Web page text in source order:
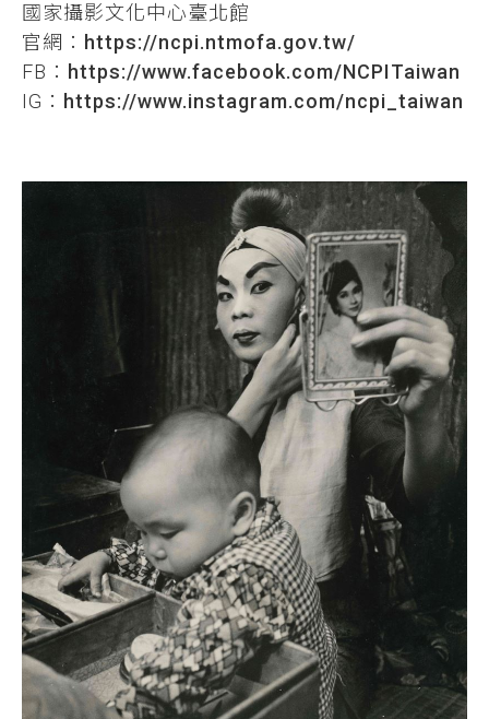
國家攝影文化中心臺北館
官網： https://ncpi.ntmofa.gov.tw/
FB： https://www.facebook.com/NCPITaiwan
IG： https://www.instagram.com/ncpi_taiwan